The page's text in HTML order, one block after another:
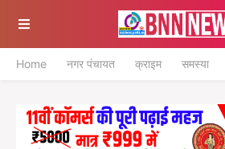
Home नगर पंचायत क्राइम समस्या